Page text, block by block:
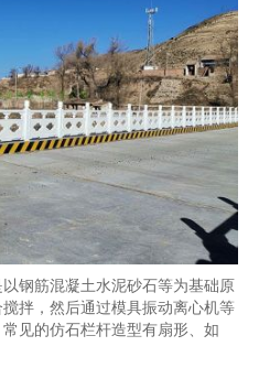
钢筋混凝土水泥砂石等为基础原
拌，然后通过模具振动离心机等
见的仿石栏杆造型有扇形、如